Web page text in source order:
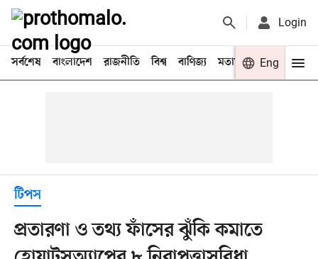
Login
সর্বশেষ বাংলাদেশ রাজনীতি বিশ্ব বাণিজ্য মতামত খেলা
Eng
টিপস
প্রতারণা ও তথ্য ফাঁসের ঝুঁকি কমাতে